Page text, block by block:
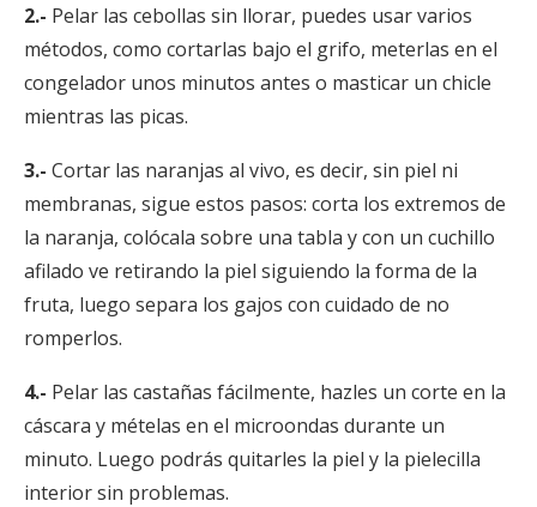
2.- Pelar las cebollas sin llorar, puedes usar varios
métodos, como cortarlas bajo el grifo, meterlas en el
congelador unos minutos antes o masticar un chicle
mientras las picas.
3.- Cortar las naranjas al vivo, es decir, sin piel ni
membranas, sigue estos pasos: corta los extremos de
la naranja, colócala sobre una tabla y con un cuchillo
afilado ve retirando la piel siguiendo la forma de la
fruta, luego separa los gajos con cuidado de no
romperlos.
4.- Pelar las castañas fácilmente, hazles un corte en la
cáscara y mételas en el microondas durante un
minuto. Luego podrás quitarles la piel y la pielecilla
interior sin problemas.